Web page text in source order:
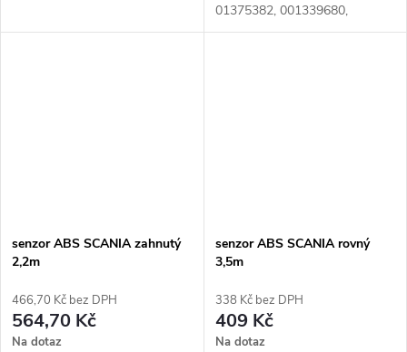
01375382, 001339680,
001375382, B06-1012,
senzor ABS SCANIA zahnutý
2,2m
466,70 Kč bez DPH
564,70 Kč
Na dotaz
senzor ABS SCANIA rovný
3,5m
338 Kč bez DPH
409 Kč
Na dotaz